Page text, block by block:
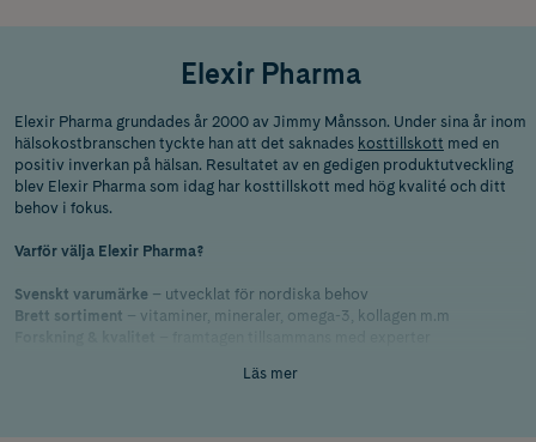
Elexir Pharma
Elexir Pharma grundades år 2000 av Jimmy Månsson. Under sina år inom
hälsokostbranschen tyckte han att det saknades kosttillskott med en
positiv inverkan på hälsan. Resultatet av en gedigen produktutveckling
blev Elexir Pharma som idag har kosttillskott med hög kvalité och ditt
behov i fokus.
Varför välja Elexir Pharma?
Svenskt varumärke – utvecklat för nordiska behov
Brett sortiment – vitaminer, mineraler, omega-3, kollagen m.m
Läs mer